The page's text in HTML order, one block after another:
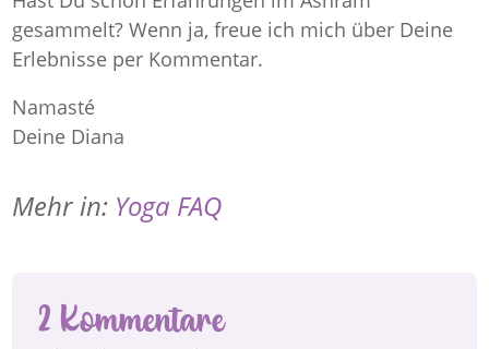
gesammelt? Wenn ja, freue ich mich über Deine
Erlebnisse per Kommentar.
Namasté
Deine Diana
Mehr in: Yoga FAQ
2 Kommentare